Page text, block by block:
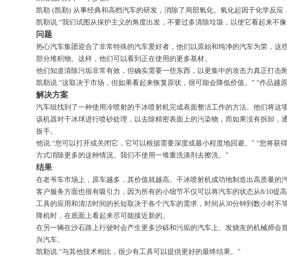
凯勒 (凯勒) 从事经典和高档汽车的研发，消除了局部氧化。氧化起因于化学反
凯勒说:“我们试图从保护主义的角度出发，不要过多清除垃圾，以使它看起来不
问题
热心汽车集团迎合了非常特殊的汽车爱好者，他们以原始和纯净的汽车为荣，
部分堆积物。这样，他们可以看到正在使用的更多基材。
他们知道清除污垢非常有效，但确实需要一些东西，以更集中的攻击力真正打
凯勒说:“这取决于市场，但如果看起来恢复原状，很可能会降低价值。” “作品越
解决方案
汽车组找到了一种使用冷喷射的干冰喷射机完成表面整洁工作的方法。他们将这
该机器对干冰球进行喷砂处理，以去除精密表面上的污染物，而如果没有拆卸
扳手。
他说:“您可以打开或关闭它，它可以根据需要深度或最小程度地回避。” “您将
方式消除更多的这种情况。我们不使用一堆重洗涤剂去擦洗。”
结果
在老爷车市场上，原车越多，其价值就越高。干冰喷射机成功地制造出高质量的
客户服务方面也很有吸引力，因为所有的小细节不仅可以将汽车的状态从8/10提
工具的应用和清洁时间的长短取决于各个汽车的需求，时间从30分钟到数小时
降机时，在底面上看起来尽可能接近新的。
在另一辆在沙石路上行驶时会产生更多沙砾和污垢的汽车上、发烧友的机械师
兴汽车。
凯勒说:“与其他技术相比，很少有工具可以提供更好的最终结果。”